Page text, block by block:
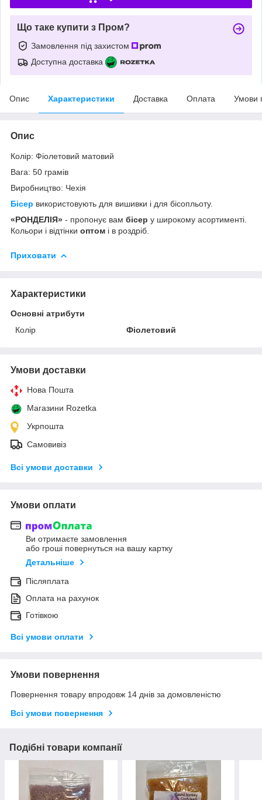
Що таке купити з Пром?
Замовлення під захистом
Доступна доставка
Опис Характеристики Доставка Оплата Умови
Опис
Колір: Фіолетовий матовий
Вага: 50 грамів
Виробництво: Чехія
Бісер використовують для вишивки і для бісопльоту.
«РОНДЕЛІЯ» - пропонує вам бісер у широкому асортименті.
Кольори і відтінки оптом і в роздріб.
Приховати
Характеристики
Основні атрибути
Колір
Фіолетовий
Умови доставки
Нова Пошта
Магазини Rozetka
Укрпошта
Самовивіз
Всі умови доставки
Умови оплати
Ви отримаєте замовлення
або гроші повернуться на вашу картку
Детальніше
Післяплата
Оплата на рахунок
Готівкою
Всі умови оплати
Умови повернення
Повернення товару впродовж 14 днів за домовленістю
Всі умови повернення
Подібні товари компанії